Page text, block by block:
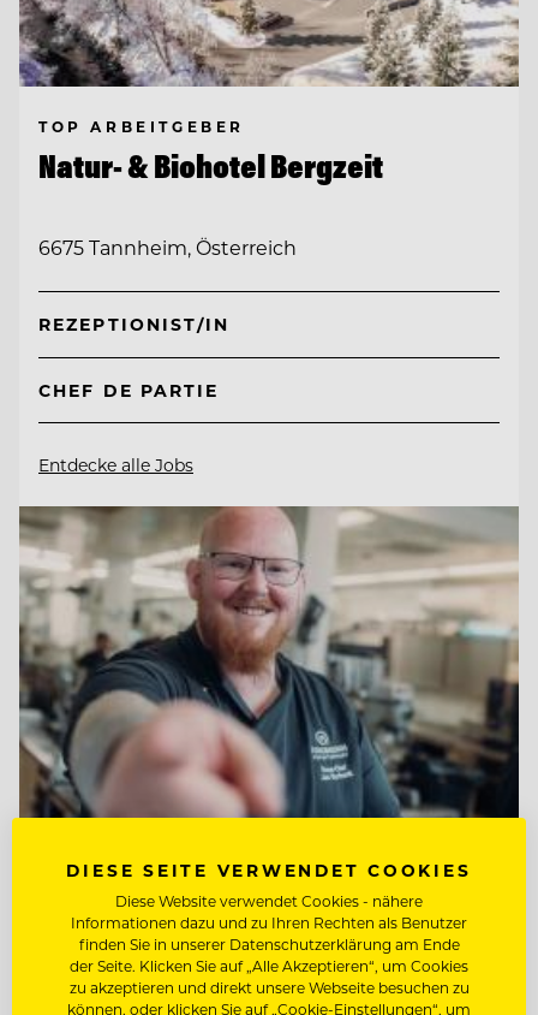
TOP ARBEITGEBER
Natur- & Biohotel Bergzeit
6675 Tannheim, Österreich
REZEPTIONIST/IN
CHEF DE PARTIE
Entdecke alle Jobs
TOP ARBEITGEBER
Jungbrunn - Der Gutzeitort
6675 Tannheim/Tirol, Österreich
DIESE SEITE VERWENDET COOKIES
Diese Website verwendet Cookies - nähere
Informationen dazu und zu Ihren Rechten als Benutzer
finden Sie in unserer Datenschutzerklärung am Ende
der Seite. Klicken Sie auf „Alle Akzeptieren“, um Cookies
zu akzeptieren und direkt unsere Webseite besuchen zu
können, oder klicken Sie auf „Cookie-Einstellungen“, um